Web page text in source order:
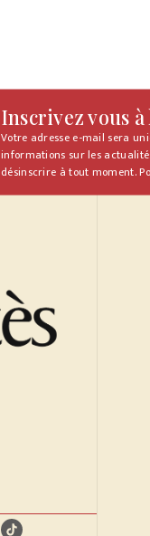
Inscrivez vous
Votre adresse e-mail sera
informations sur les
désinscrire à tout moment.